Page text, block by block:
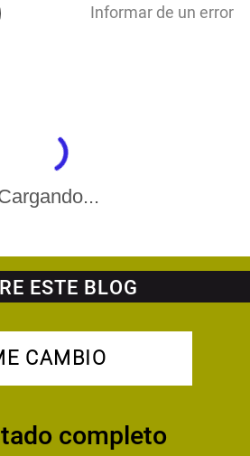
Informar de un error
ESTE BLOG
CAMBIO
completo